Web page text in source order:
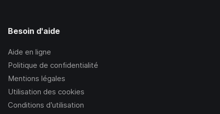
Besoin d'aide
Aide en ligne
Politique de confidentialité
Mentions légales
Utilisation des cookies
Conditions d’utilisation